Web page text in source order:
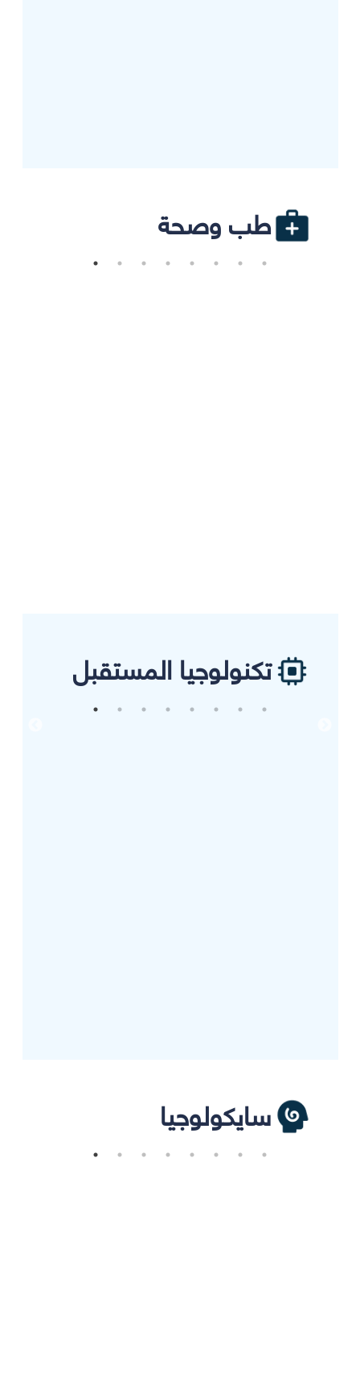
طب وصحة
تكنولوجيا المستقبل
سايكولوجيا